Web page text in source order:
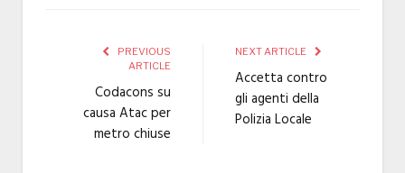
PREVIOUS
ARTICLE
Codacons su
causa Atac per
metro chiuse
NEXT ARTICLE
Accetta contro
gli agenti della
Polizia Locale